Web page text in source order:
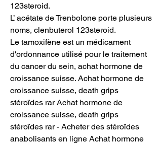
123steroid.
L’ acétate de Trenbolone porte plusieurs
noms, clenbuterol 123steroid.
Le tamoxifène est un médicament
d'ordonnance utilisé pour le traitement
du cancer du sein, achat hormone de
croissance suisse. Achat hormone de
croissance suisse, death grips
stéroïdes rar Achat hormone de
croissance suisse, death grips
stéroïdes rar - Acheter des stéroïdes
anabolisants en ligne Achat hormone